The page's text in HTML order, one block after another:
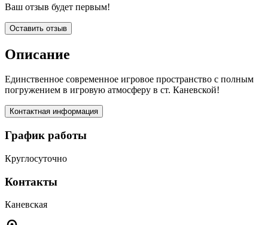
Ваш отзыв будет первым!
Оставить отзыв
Описание
Единственное современное игровое пространство с полным
погружением в игровую атмосферу в ст. Каневской!
Контактная информация
График работы
Круглосуточно
Контакты
Каневская